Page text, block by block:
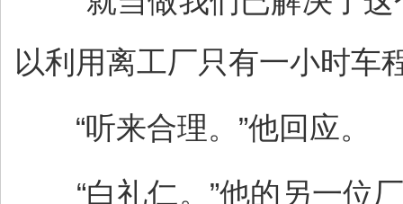
以利用离工厂只有一小时车
“听来合理。”他回应。
“白礼仁。”他的另一位厂